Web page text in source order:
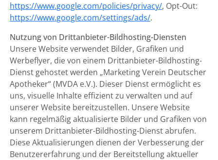
https://www.google.com/policies/privacy/, Opt-Out:
https://www.google.com/settings/ads/.
Nutzung von Drittanbieter-Bildhosting-Diensten
Unsere Website verwendet Bilder, Grafiken und
Werbeflyer, die von einem Drittanbieter-Bildhosting-
Dienst gehostet werden „Marketing Verein Deutscher
Apotheker“ (MVDA e.V.). Dieser Dienst ermöglicht es
uns, visuelle Inhalte effizient zu verwalten und auf
unserer Website bereitzustellen. Unsere Website
kann regelmäßig aktualisierte Bilder und Grafiken von
unserem Drittanbieter-Bildhosting-Dienst abrufen.
Diese Aktualisierungen dienen der Verbesserung der
Benutzererfahrung und der Bereitstellung aktueller